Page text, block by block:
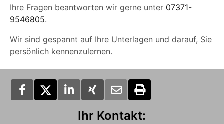
Ihre Fragen beantworten wir gerne unter 07371-
9546805.
Wir sind gespannt auf Ihre Unterlagen und darauf, Sie
persönlich kennenzulernen.
Ihr Kontakt: